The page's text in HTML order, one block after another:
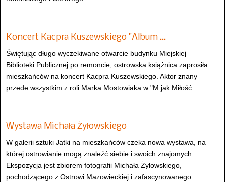
Koncert Kacpra Kuszewskiego "Album …
Świętując długo wyczekiwane otwarcie budynku Miejskiej
Biblioteki Publicznej po remoncie, ostrowska książnica zaprosiła
mieszkańców na koncert Kacpra Kuszewskiego. Aktor znany
przede wszystkim z roli Marka Mostowiaka w "M jak Miłość...
Wystawa Michała Żyłowskiego
W galerii sztuki Jatki na mieszkańców czeka nowa wystawa, na
której ostrowianie mogą znaleźć siebie i swoich znajomych.
Ekspozycja jest zbiorem fotografii Michała Żyłowskiego,
pochodzącego z Ostrowi Mazowieckiej i zafascynowanego...